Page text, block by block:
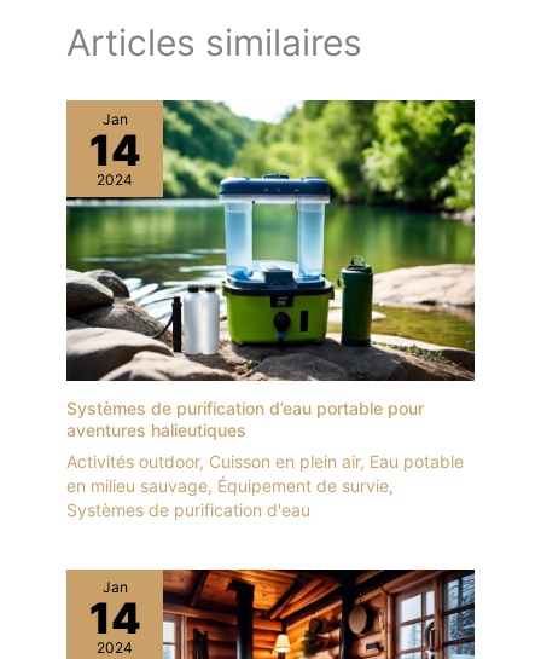
Articles similaires
Jan
14
2024
Systèmes de purification d’eau portable pour
aventures halieutiques
Activités outdoor, Cuisson en plein air, Eau potable
en milieu sauvage, Équipement de survie,
Systèmes de purification d'eau
Jan
14
2024